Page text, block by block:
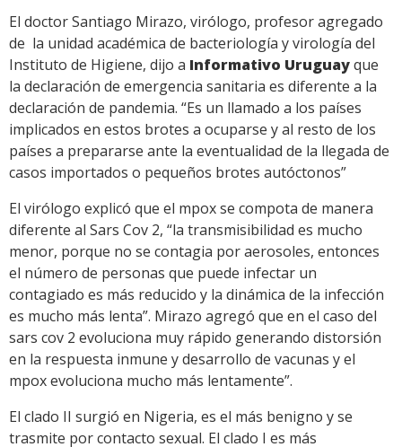
El doctor Santiago Mirazo, virólogo, profesor agregado
de la unidad académica de bacteriología y virología del
Instituto de Higiene, dijo a Informativo Uruguayque
la declaración de emergencia sanitaria es diferente a la
declaración de pandemia. “Es un llamado a los países
implicados en estos brotes a ocuparse y al resto de los
países a prepararse ante la eventualidad de la llegada de
casos importados o pequeños brotes autóctonos”
El virólogo explicó que el mpox se compota de manera
diferente al Sars Cov 2, “la transmisibilidad es mucho
menor, porque no se contagia por aerosoles, entonces
el número de personas que puede infectar un
contagiado es más reducido y la dinámica de la infección
es mucho más lenta”. Mirazo agregó que en el caso del
sars cov 2 evoluciona muy rápido generando distorsión
en la respuesta inmune y desarrollo de vacunas y el
mpox evoluciona mucho más lentamente”.
El clado II surgió en Nigeria, es el más benigno y se
trasmite por contacto sexual. El clado I es más